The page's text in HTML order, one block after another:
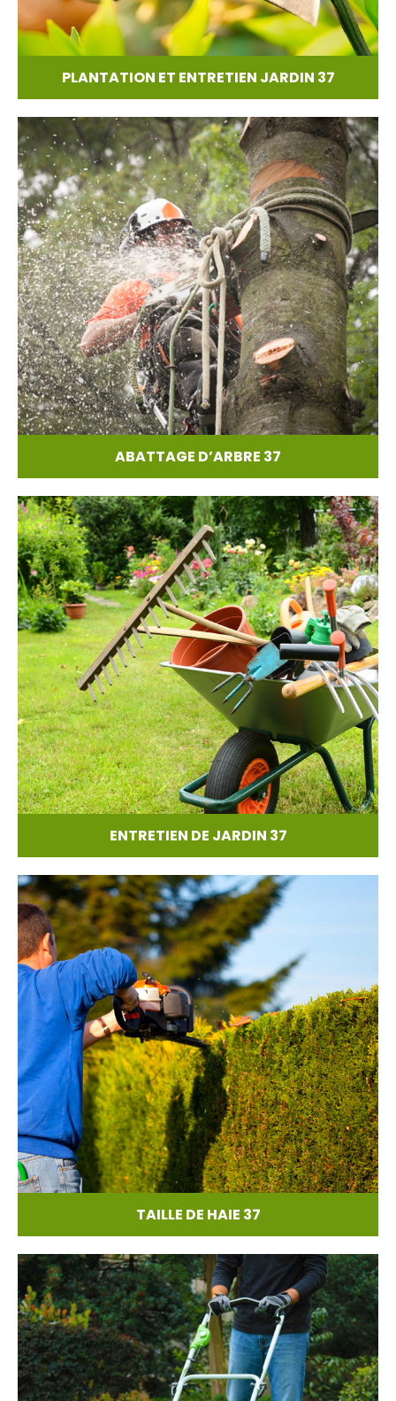
PLANTATION ET ENTRETIEN JARDIN 37
ABATTAGE D’ARBRE 37
ENTRETIEN DE JARDIN 37
TAILLE DE HAIE 37